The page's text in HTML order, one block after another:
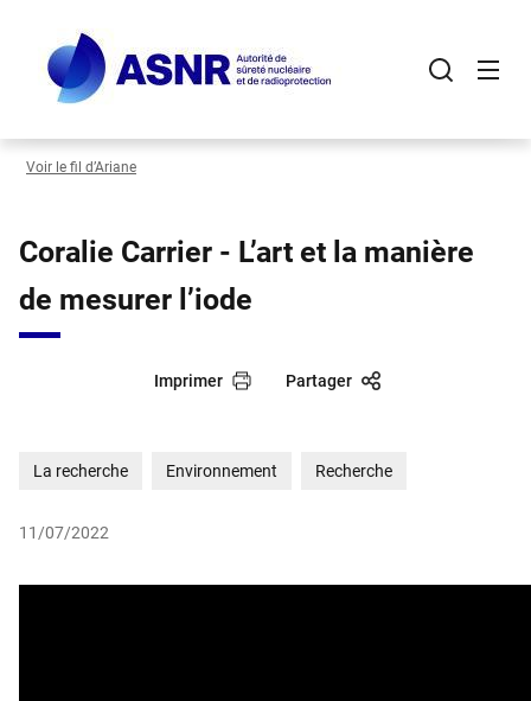
contenu
principal
Voir le fil d’Ariane
Coralie Carrier - L’art et la manière
de mesurer l’iode
Imprimer Partager
La recherche Environnement Recherche
11/07/2022